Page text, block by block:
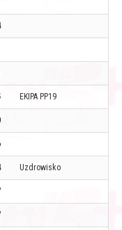
EKIPA PP19
Uzdrowisko